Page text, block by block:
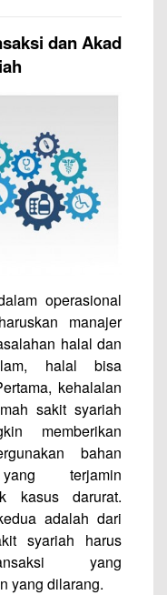
dan Akad
operasional
manajer
halal dan
halal bisa
kehalalan
sakit syariah
memberikan
bahan
terjamin
kasus darurat.
adalah dari
syariah harus
yang
yang dilarang.